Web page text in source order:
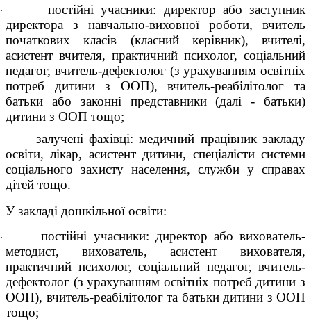
·
постійні учасники: директор або заступник
директора з навчально-виховної роботи, вчитель
початкових класів (класний керівник), вчителі,
асистент вчителя, практичний психолог, соціальний
педагог, вчитель-дефектолог (з урахуванням освітніх
потреб дитини з ООП), вчитель-реабілітолог та
батьки або законні представники (далі - батьки)
дитини з ООП тощо;
·
залучені фахівці: медичний працівник закладу
освіти, лікар, асистент дитини, спеціалісти системи
соціального захисту населення, служби у справах
дітей тощо.
У закладі дошкільної освіти:
·
постійні учасники: директор або вихователь-
методист, вихователь, асистент вихователя,
практичний психолог, соціальний педагог, вчитель-
дефектолог (з урахуванням освітніх потреб дитини з
ООП), вчитель-реабілітолог та батьки дитини з ООП
тощо;